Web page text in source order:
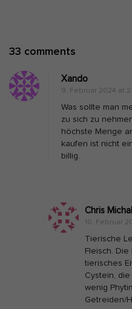
33 comments
T
s
t
o
r
Xando
9. Februar 2024 at
Was sollte man
zu sich zu
höchste Menge
kaufen ist nicht
billig.
Chris
10. Februar
Tierische
Fleisch.
tierisches
Cystein,
wenig
Getreiden/